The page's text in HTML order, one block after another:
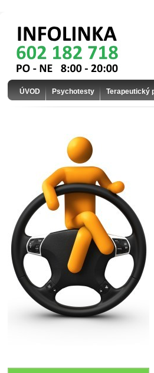
ÚVOD Psychotesty Terapeutický